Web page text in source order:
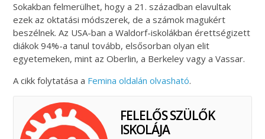
Sokakban felmerülhet, hogy a 21. században elavultak
ezek az oktatási módszerek, de a számok magukért
beszélnek. Az USA-ban a Waldorf-iskolákban érettségizett
diákok 94%-a tanul tovább, elsősorban olyan elit
egyetemeken, mint az Oberlin, a Berkeley vagy a Vassar.
A cikk folytatása a Femina oldalán olvasható.
FELELŐS SZÜLŐK
ISKOLÁJA